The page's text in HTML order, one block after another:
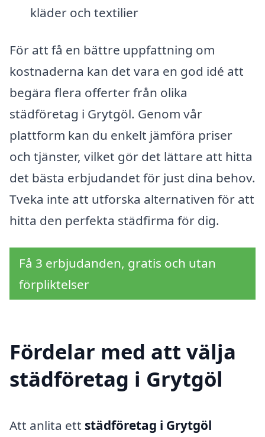
kläder och textilier
För att få en bättre uppfattning om
kostnaderna kan det vara en god idé att
begära flera offerter från olika
städföretag i Grytgöl. Genom vår
plattform kan du enkelt jämföra priser
och tjänster, vilket gör det lättare att hitta
det bästa erbjudandet för just dina behov.
Tveka inte att utforska alternativen för att
hitta den perfekta städfirma för dig.
Få 3 erbjudanden, gratis och utan
förpliktelser
Fördelar med att välja
städföretag i Grytgöl
Att anlita ett städföretag i Grytgöl